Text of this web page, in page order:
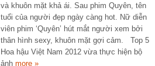
và khuôn mặt khả ái. Sau phim Quyên, tên
tuổi của người đẹp ngày càng hot. Nữ diễn
viên phim ‘Quyên’ hút mắt người xem bởi
thân hình sexy, khuôn mặt gợi cảm. Top 5
Hoa hậu Việt Nam 2012 vừa thực hiện bộ
ảnh more »